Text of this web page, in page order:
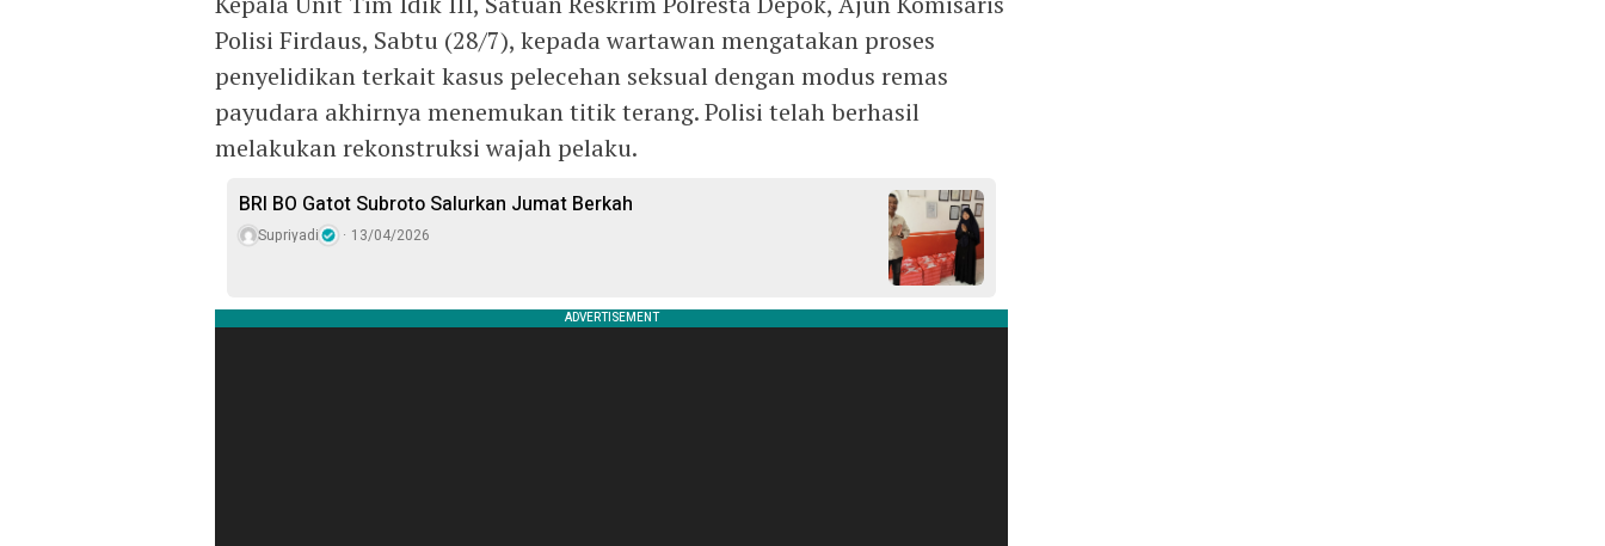
Polisi Firdaus, Sabtu (28/7), kepada wartawan mengatakan proses
penyelidikan terkait kasus pelecehan seksual dengan modus remas
payudara akhirnya menemukan titik terang. Polisi telah berhasil
melakukan rekonstruksi wajah pelaku.
BRI BO Gatot Subroto Salurkan Jumat Berkah
Supriyadi 13/04/2026